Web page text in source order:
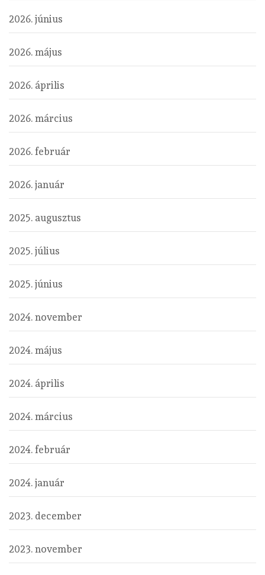
2026. június
2026. május
2026. április
2026. március
2026. február
2026. január
2025. augusztus
2025. július
2025. június
2024. november
2024. május
2024. április
2024. március
2024. február
2024. január
2023. december
2023. november